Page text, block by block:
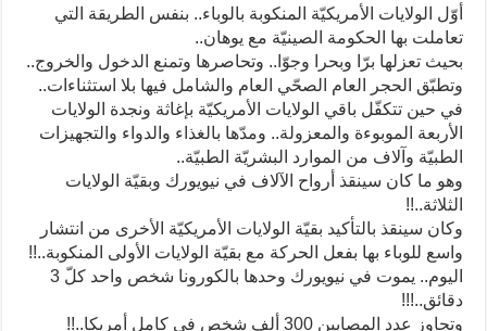
أوّل الولايات الأمريكيّة المنكوبة بالوباء.. بنفس الطريقة التي
تعاملت بها الحكومة الصينيّة مع يوهان..
بحيث تعزلها برّا وبحرا وجوّا.. وتحاصرها وتمنع الدخول والخروج..
وتطبّق الحجر العام الصحّي العام والشامل فيها بلا استثناءات..
في حين تتكفّل باقي الولايات الأمريكيّة بإغاثة ونجدة الولايات
الأربعة الموبوءة والمعزولة.. ومدّها بالغذاء والدواء والتجهيزات
الطبيّة وآلاف من الموارد البشريّة الطبيّة..
وهو ما كان سينقذ أرواح الآلاف في نيويورك وبقيّة الولايات
الثلاثة..!!
وكان سينقذ بالتأكيد بقيّة الولايات الأمريكيّة الأخرى من انتشار
واسع للوباء بها بفعل الحركة مع بقيّة الولايات الأولى المنكوبة..!!
اليوم.. يموت في نيويورك وحدها بالكورونا شخص واحد كلّ 3
دقائق..!!!
وتجاوز عدد المصابين 300 ألف شخص في كامل أمريكا..!!